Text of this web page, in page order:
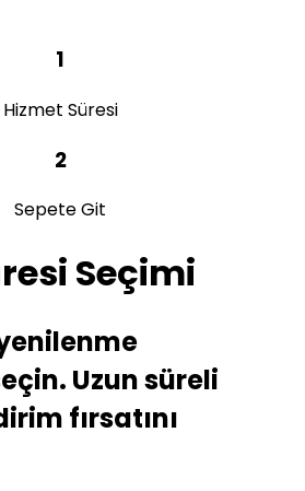
1
Hizmet Süresi
2
Sepete Git
Seçimi
Uzun süreli
fırsatını